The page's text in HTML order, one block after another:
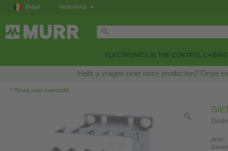
België Nederlands
ELECTRONICS IN THE CONTROL
Hebt u vragen over onze producten? Onze
‹ Terug naar overzicht
Artnr: